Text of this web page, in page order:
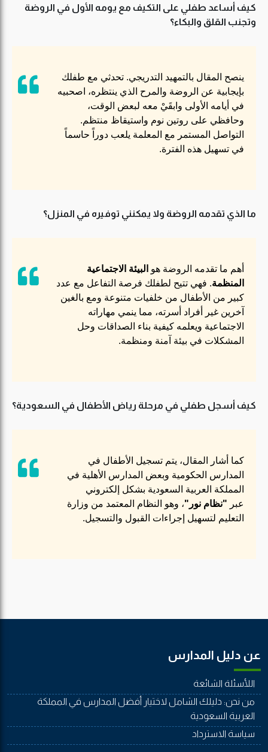
كيف أساعد طفلي على التكيف مع يومه الأول في الروضة
وتجنب القلق والبكاء؟
ينصح المقال بالتمهيد التدريجي. تحدثي مع طفلك
بإيجابية عن الروضة والمرح الذي ينتظره، اصحبيه
في أيامه الأولى وابقَيْ معه لبعض الوقت،
وحافظي على روتين نوم واستيقاظ منتظم.
التواصل المستمر مع المعلمة يلعب دوراً حاسماً
في تسهيل هذه الفترة.
ما الذي تقدمه الروضة ولا يمكنني توفيره في المنزل؟
أهم ما تقدمه الروضة هو البيئة الاجتماعية
المنظمة. فهي تتيح لطفلك فرصة التفاعل مع عدد
كبير من الأطفال من خلفيات متنوعة ومع بالغين
آخرين غير أفراد أسرته، مما ينمي مهاراته
الاجتماعية ويعلمه كيفية بناء الصداقات وحل
المشكلات في بيئة آمنة ومنظمة.
كيف أسجل طفلي في مرحلة رياض الأطفال في السعودية؟
كما أشار المقال، يتم تسجيل الأطفال في
المدارس الحكومية وبعض المدارس الأهلية في
المملكة العربية السعودية بشكل إلكتروني
عبر "نظام نور"، وهو النظام المعتمد من وزارة
التعليم لتسهيل إجراءات القبول والتسجيل.
عن دليل المدارس
اللأسئلة الشائعة
من نحن: دليلك الشامل لاختيار أفضل المدارس في المملكة
العربية السعودية
سياسة الاسترداد